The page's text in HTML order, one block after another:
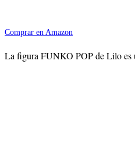
Comprar en Amazon
La figura FUNKO POP de Lilo es